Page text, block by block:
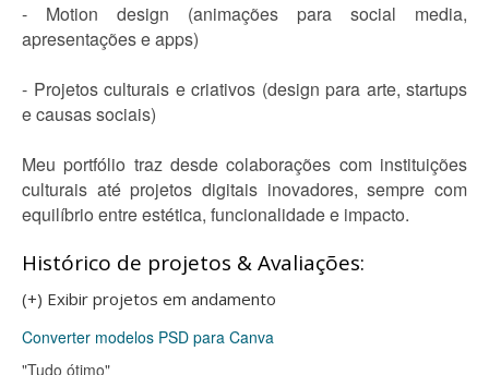
- Motion design (animações para social media,
apresentações e apps)
- Projetos culturais e criativos (design para arte, startups
e causas sociais)
Meu portfólio traz desde colaborações com instituições
culturais até projetos digitais inovadores, sempre com
equilíbrio entre estética, funcionalidade e impacto.
Histórico de projetos & Avaliações:
(+) Exibir projetos em andamento
Converter modelos PSD para Canva
"Tudo ótimo"